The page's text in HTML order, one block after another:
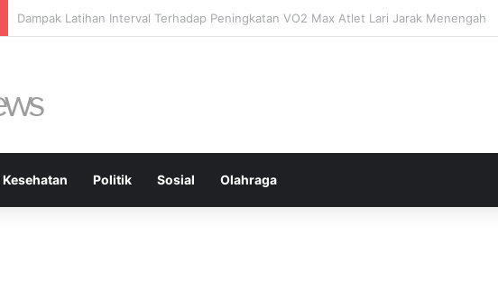
Kesehatan Mental: Menggali Hubungan Antara Pikiran, Tubuh, dan Emosi secara
Kesehatan Politik Sosial Olahraga